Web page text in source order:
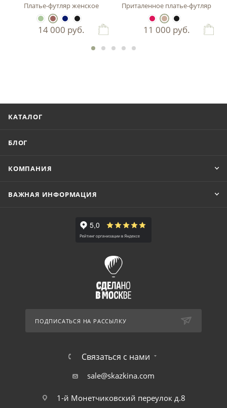
Платье-футляр женское
14 000 руб.
Приталенное платье-футляр
11 000 руб.
КАТАЛОГ
БЛОГ
КОМПАНИЯ
ВАЖНАЯ ИНФОРМАЦИЯ
ПОДПИСАТЬСЯ НА РАССЫЛКУ
Связаться с нами
sale@skazkina.com
1-й Монетчиковский переулок д.8